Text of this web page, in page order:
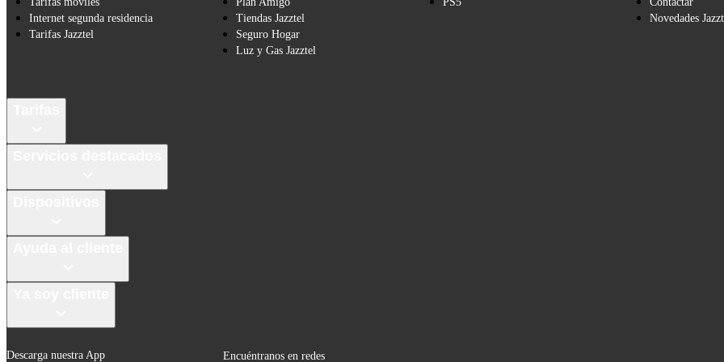
Internet segunda residencia
Tarifas Jazztel
Tiendas Jazztel
Seguro Hogar
Luz y Gas Jazztel
Novedades
Descarga nuestra App Encuéntranos en redes